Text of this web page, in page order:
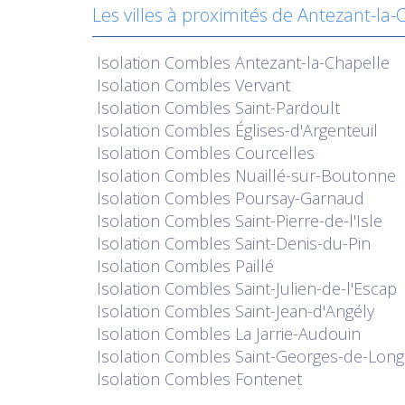
Les villes à proximités de Antezant-la-
Isolation Combles Antezant-la-Chapelle
Isolation Combles Vervant
Isolation Combles Saint-Pardoult
Isolation Combles Églises-d'Argenteuil
Isolation Combles Courcelles
Isolation Combles Nuaillé-sur-Boutonne
Isolation Combles Poursay-Garnaud
Isolation Combles Saint-Pierre-de-l'Isle
Isolation Combles Saint-Denis-du-Pin
Isolation Combles Paillé
Isolation Combles Saint-Julien-de-l'Escap
Isolation Combles Saint-Jean-d'Angély
Isolation Combles La Jarrie-Audouin
Isolation Combles Saint-Georges-de-
Isolation Combles Fontenet